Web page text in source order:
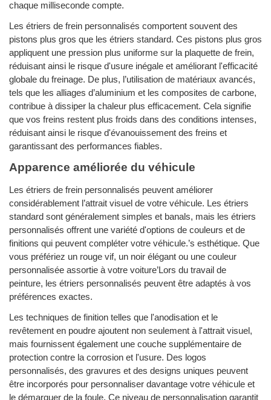
chaque milliseconde compte.
Les étriers de frein personnalisés comportent souvent des
pistons plus gros que les étriers standard. Ces pistons plus gros
appliquent une pression plus uniforme sur la plaquette de frein,
réduisant ainsi le risque d'usure inégale et améliorant l'efficacité
globale du freinage. De plus, l’utilisation de matériaux avancés,
tels que les alliages d’aluminium et les composites de carbone,
contribue à dissiper la chaleur plus efficacement. Cela signifie
que vos freins restent plus froids dans des conditions intenses,
réduisant ainsi le risque d'évanouissement des freins et
garantissant des performances fiables.
Apparence améliorée du véhicule
Les étriers de frein personnalisés peuvent améliorer
considérablement l’attrait visuel de votre véhicule. Les étriers
standard sont généralement simples et banals, mais les étriers
personnalisés offrent une variété d'options de couleurs et de
finitions qui peuvent compléter votre véhicule.’s esthétique. Que
vous préfériez un rouge vif, un noir élégant ou une couleur
personnalisée assortie à votre voiture’Lors du travail de
peinture, les étriers personnalisés peuvent être adaptés à vos
préférences exactes.
Les techniques de finition telles que l'anodisation et le
revêtement en poudre ajoutent non seulement à l'attrait visuel,
mais fournissent également une couche supplémentaire de
protection contre la corrosion et l'usure. Des logos
personnalisés, des gravures et des designs uniques peuvent
être incorporés pour personnaliser davantage votre véhicule et
le démarquer de la foule. Ce niveau de personnalisation garantit